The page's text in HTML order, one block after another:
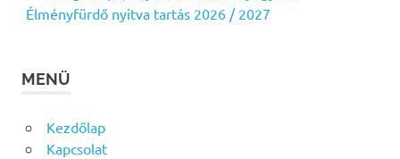
Élményfürdő nyitva tartás 2026 / 2027
MENÜ
Kezdőlap
Kapcsolat